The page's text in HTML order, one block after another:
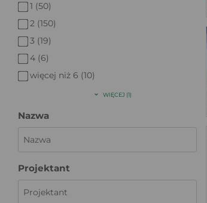
1 (50)
2 (150)
3 (19)
4 (6)
więcej niż 6 (10)
WIĘCEJ (1)
Nazwa
Projektant